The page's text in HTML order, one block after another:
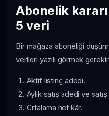
Abonelik
5 veri
Bir mağaza aboneliği
verileri yazılı görmek
Aktif listing adedi.
Aylık satış adedi ve satış
Ortalama net kâr.